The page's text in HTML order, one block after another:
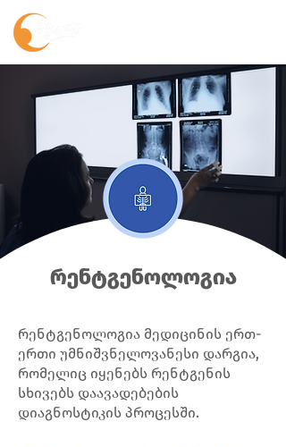
რენტგენოლოგია
რენტგენოლოგია მედიცინის ერთ-
ერთი უმნიშვნელოვანესი დარგია,
რომელიც იყენებს რენტგენის
სხივებს დაავადებების
დიაგნოსტიკის პროცესში.